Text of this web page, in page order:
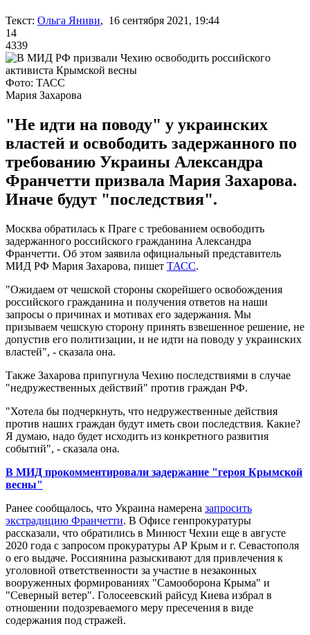
Текст: Ольга Яниви, 16 сентября 2021, 19:44
14
4339
Фото: ТАСС
Мария Захарова
"Не идти на поводу" у украинских
властей и освободить задержанного по
требованию Украины Александра
Франчетти призвала Мария Захарова.
Иначе будут "последствия".
Москва обратилась к Праге с требованием освободить
задержанного российского гражданина Александра
Франчетти. Об этом заявила официальный представитель
МИД РФ Мария Захарова, пишет ТАСС.
"Ожидаем от чешской стороны скорейшего освобождения
российского гражданина и получения ответов на наши
запросы о причинах и мотивах его задержания. Мы
призываем чешскую сторону принять взвешенное решение, не
допустив его политизации, и не идти на поводу у украинских
властей", - сказала она.
Также Захарова припугнула Чехию последствиями в случае
"недружественных действий" против граждан РФ.
"Хотела бы подчеркнуть, что недружественные действия
против наших граждан будут иметь свои последствия. Какие?
Я думаю, надо будет исходить из конкретного развития
событий", - сказала она.
В МИД прокомментировали задержание "героя Крымской
весны"
Ранее сообщалось, что Украина намерена запросить
экстрадицию Франчетти. В Офисе генпрокуратуры
рассказали, что обратились в Минюст Чехии еще в августе
2020 года с запросом прокуратуры АР Крым и г. Севастополя
о его выдаче. Россиянина разыскивают для привлечения к
уголовной ответственности за участие в незаконных
вооруженных формированиях "Самооборона Крыма" и
"Северный ветер". Голосеевский райсуд Киева избрал в
отношении подозреваемого меру пресечения в виде
содержания под стражей.